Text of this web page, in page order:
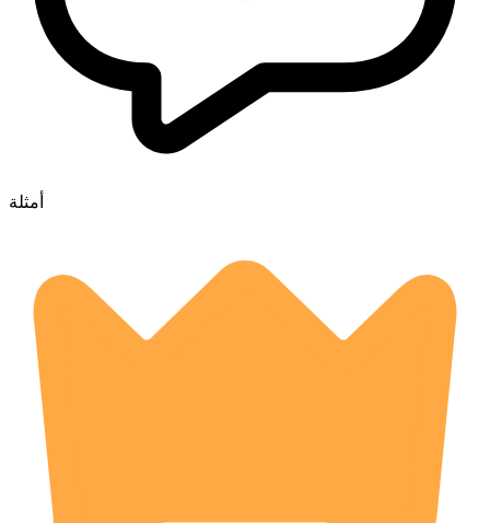
أمثلة